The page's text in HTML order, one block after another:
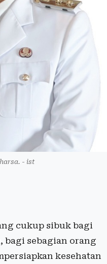
- ist
cukup sibuk bagi
bagi sebagian orang
kesehatan